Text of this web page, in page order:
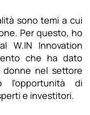
sono temi a cui
Per questo, ho
W.IN Innovation
che ha dato
nel settore
l’opportunità di
e investitori.